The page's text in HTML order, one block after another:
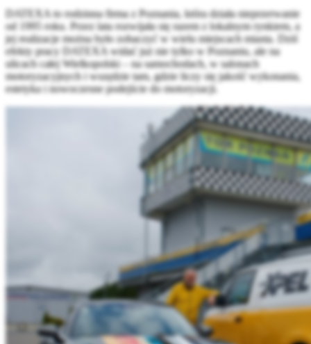
DATEXA to rodzinna firma z Poznania, która działa nieprzerwanie
od 1995 roku. Przez lata rozwijała się razem z lokalnym rynkiem, a
jej realizacje można było zobaczyć w wielu miejscach miasta. Dziś
efekty pracy DATEXA widać już nie tylko w Poznaniu, ale na
ulicach całej Wielkopolski – na samochodach, w salonach
motoryzacyjnych i wszędzie tam, gdzie liczy się jakość wykonania,
estetyka i nowoczesne podejście do motoryzacji.